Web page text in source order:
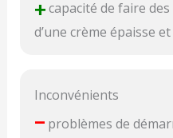
+capacité de faire des
d’une crème épaisse
Inconvénients
–problèmes de